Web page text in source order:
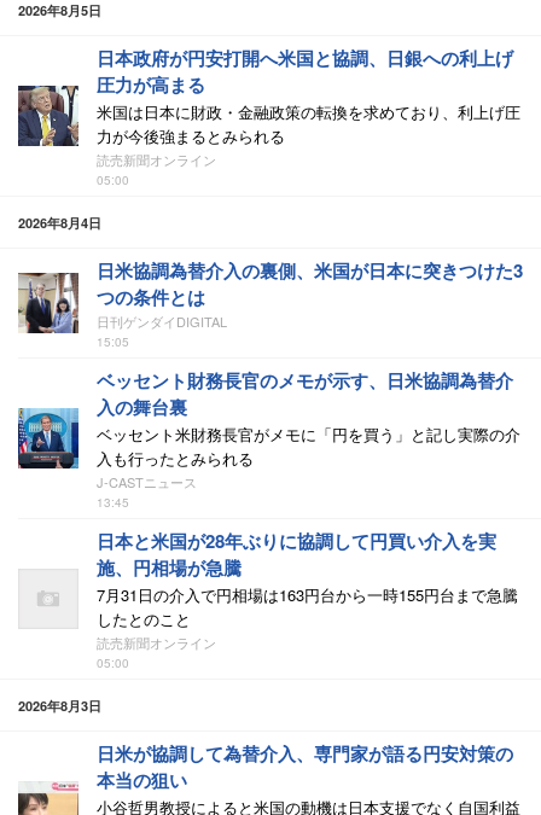
2026年8月5日
日本政府が円安打開へ米国と協調、日銀への利上げ
圧力が高まる
米国は日本に財政・金融政策の転換を求めており、利上げ圧
力が今後強まるとみられる
読売新聞オンライン
05:00
2026年8月4日
日米協調為替介入の裏側、米国が日本に突きつけた3
つの条件とは
日刊ゲンダイDIGITAL
15:05
ベッセント財務長官のメモが示す、日米協調為替介
入の舞台裏
ベッセント米財務長官がメモに「円を買う」と記し実際の介
入も行ったとみられる
J-CASTニュース
13:45
日本と米国が28年ぶりに協調して円買い介入を実
施、円相場が急騰
7月31日の介入で円相場は163円台から一時155円台まで急騰
したとのこと
読売新聞オンライン
05:00
2026年8月3日
日米が協調して為替介入、専門家が語る円安対策の
本当の狙い
小谷哲男教授によると米国の動機は日本支援でなく自国利益